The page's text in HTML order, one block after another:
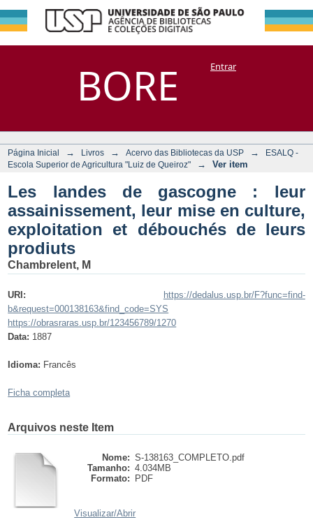
BORE
Les landes de
gascogne : leur
assainissement,
culture,
exploitation et
débouchés de
leurs prodiuts
DSpace/Manakin + CoriscoEntrar
Página Inicial → Livros → Acervo das Bibliotecas da USP →
ESALQ -
Escola Superior de Agricultura "Luiz de Queiroz"
→ Ver item
Les landes de gascogne : leur
assainissement, leur mise en culture,
exploitation et débouchés de leurs
prodiuts
Chambrelent, M
URI:
https://dedalus.usp.br/F?func=find-
b&request=000138163&find_code=SYS
https://obrasraras.usp.br/123456789/1270
Data: 1887
Idioma: Francês
Ficha completa
Arquivos neste Item
Nome: S-138163_COMPLETO.pdf
Tamanho: 4.034MB
Formato:
PDF
Visualizar/Abrir